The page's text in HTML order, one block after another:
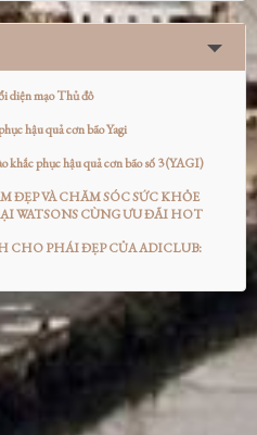
diện mạo Thủ đô
hậu quả cơn bão Yagi
khắc phục hậu quả cơn bão số 3 (YAGI)
VÀ CHĂM SÓC SỨC KHỎE
WATSONS CÙNG ƯU ĐÃI HOT
CHO PHÁI ĐẸP CỦA ADICLUB: